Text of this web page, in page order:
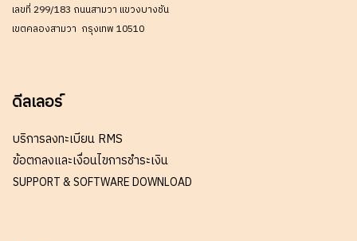
เลขที่ 299/183 ถนนสามวา แขวงบางชัน
เขตคลองสามวา กรุงเทพ 10510
ดีลเลอร์
บริการลงทะเบียน RMS
ข้อตกลงและเงื่อนไขการชำระเงิน
SUPPORT & SOFTWARE DOWNLOAD